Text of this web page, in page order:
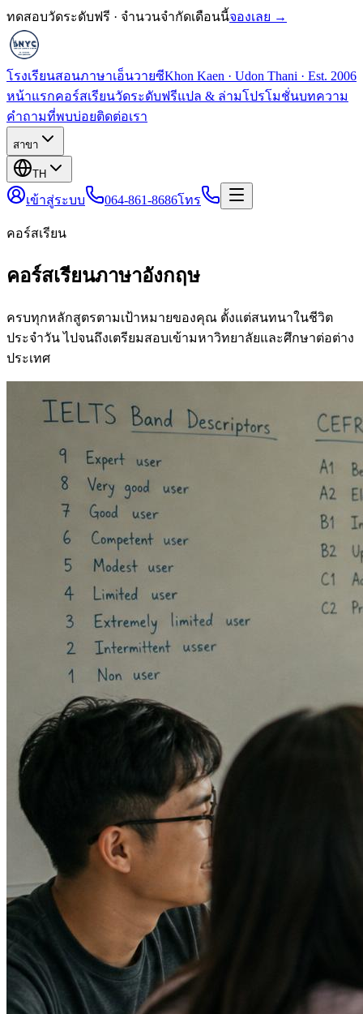
ทดสอบวัดระดับฟรี · จำนวนจำกัดเดือนนี้จองเลย →
โรงเรียนสอนภาษาเอ็นวายซีKhon Kaen · Udon Thani · Est. 2006
หน้าแรกคอร์สเรียนวัดระดับฟรีแปล & ล่ามโปรโมชั่นบทความ
คำถามที่พบบ่อยติดต่อเรา
สาขา
TH
เข้าสู่ระบบ 064-861-8686โทร
คอร์สเรียน
คอร์สเรียนภาษาอังกฤษ
ครบทุกหลักสูตรตามเป้าหมายของคุณ ตั้งแต่สนทนาในชีวิต
ประจำวัน ไปจนถึงเตรียมสอบเข้ามหาวิทยาลัยและศึกษาต่อต่าง
ประเทศ